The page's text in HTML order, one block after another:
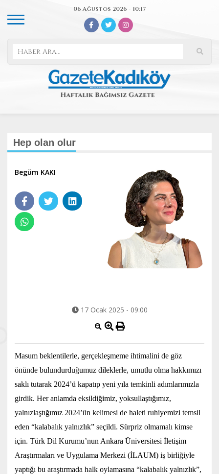
06 Ağustos 2026 - 10:17
Hep olan olur
Begüm KAKI
17 Ocak 2025 - 09:00
Masum beklentilerle, gerçekleşmeme ihtimalini de göz
önünde bulundurduğumuz dileklerle, umutlu olma hakkımızı
saklı tutarak 2024’ü kapatıp yeni yıla temkinli adımlarımızla
girdik. Her anlamda eksildiğimiz, yoksullaştığımız,
yalnızlaştığımız 2024’ün kelimesi de haleti ruhiyemizi temsil
eden “kalabalık yalnızlık” seçildi. Sürpriz olmamalı kimse
için. Türk Dil Kurumu’nun Ankara Üniversitesi İletişim
Araştırmaları ve Uygulama Merkezi (İLAUM) iş birliğiyle
yaptığı bu araştırmada halk oylamasına “kalabalık yalnızlık”,